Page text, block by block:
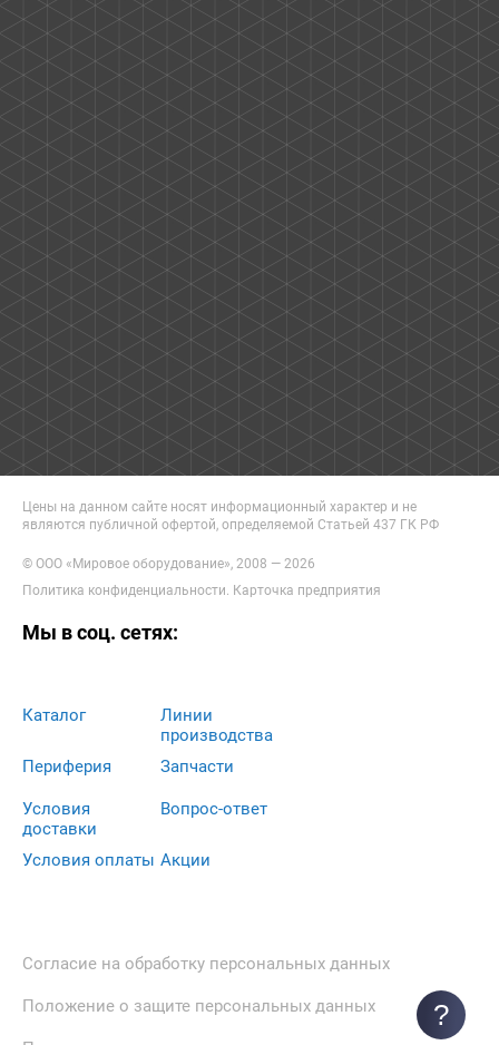
?
Цены на данном сайте носят информационный характер и не
являются публичной офертой, определяемой Статьей 437 ГК РФ
© ООО «Мировое оборудование», 2008 — 2026
Политика конфиденциальности. Карточка предприятия
Мы в соц. сетях:
Каталог
Периферия
Линии
производства
Запчасти
Условия
доставки
Условия оплаты
Вопрос-ответ
Акции
Согласие на обработку персональных данных
Положение о защите персональных данных